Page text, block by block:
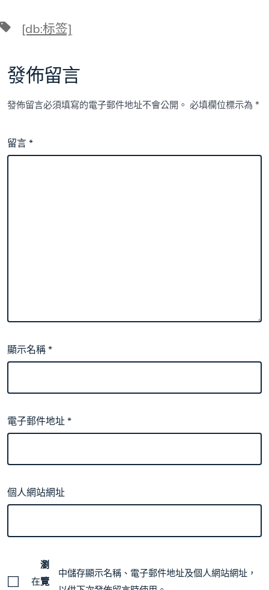
標 [db:标签]
發佈留言
發佈留言必須填寫的電子郵件地址不會公開。 必填欄位標示為*
留言*
顯示名稱*
電子郵件地址*
個人網站網址
在
瀏
覽
中儲存顯示名稱、電子郵件地址及個人網站網址，